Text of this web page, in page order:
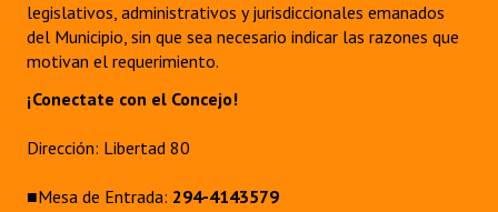
legislativos, administrativos y jurisdiccionales emanados
del Municipio, sin que sea necesario indicar las razones que
motivan el requerimiento.
¡Conectate con el Concejo!
Dirección: Libertad 80
■Mesa de Entrada: 294-4143579